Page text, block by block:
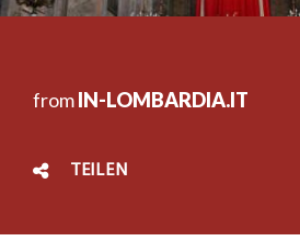
fromIN-LOMBARDIA.IT
TEILEN